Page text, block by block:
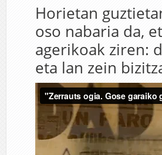
Horietan
oso nabaria da,
agerikoak ziren:
eta lan zein